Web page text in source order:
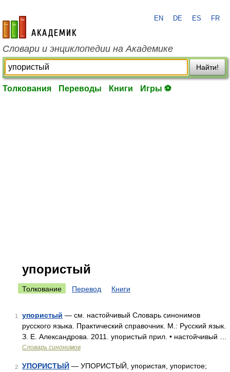
academic.ru
EN DE ES FR
Словари и энциклопедии на Академике
Найти!
Толкования Переводы Книги Игры ⚽
упористый
Толкование Перевод Книги
1 упористый — см. настойчивый Словарь синонимов
русского языка. Практический справочник. М.: Русский язык.
З. Е. Александрова. 2011. упористый прил. • настойчивый …
Словарь синонимов
2 УПОРИСТЫЙ — УПОРИСТЫЙ, упористая, упористое;